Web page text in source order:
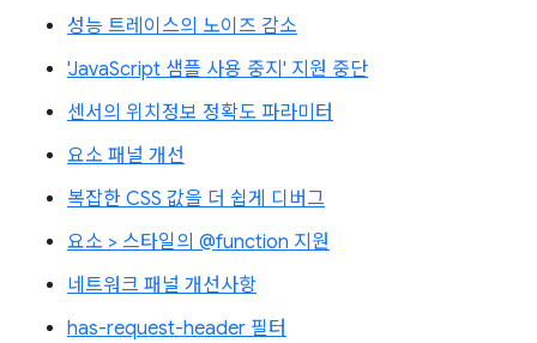
성능 트레이스의 노이즈 감소
'JavaScript 샘플 사용 중지' 지원 중단
센서의 위치정보 정확도 파라미터
요소 패널 개선
복잡한 CSS 값을 더 쉽게 디버그
요소 > 스타일의 @function 지원
네트워크 패널 개선사항
has-request-header 필터